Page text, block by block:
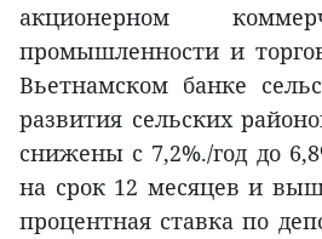
акционерном
промышленности и
Вьетнамском банке
развития сельских
снижены с 7,2%./год до
на срок 12 месяцев и
процентная ставка по